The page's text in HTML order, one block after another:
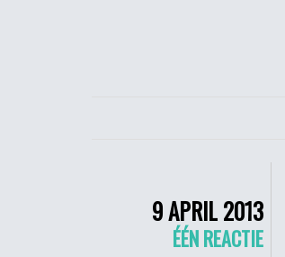
9 APRIL 2013
ÉÉN REACTIE